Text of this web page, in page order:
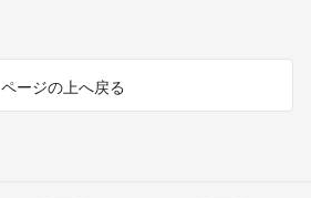
ページの上へ戻る